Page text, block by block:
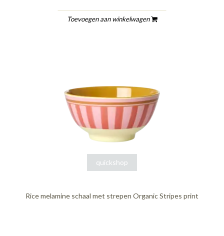
Toevoegen aan winkelwagen
quickshop
Rice melamine schaal met strepen Organic Stripes print